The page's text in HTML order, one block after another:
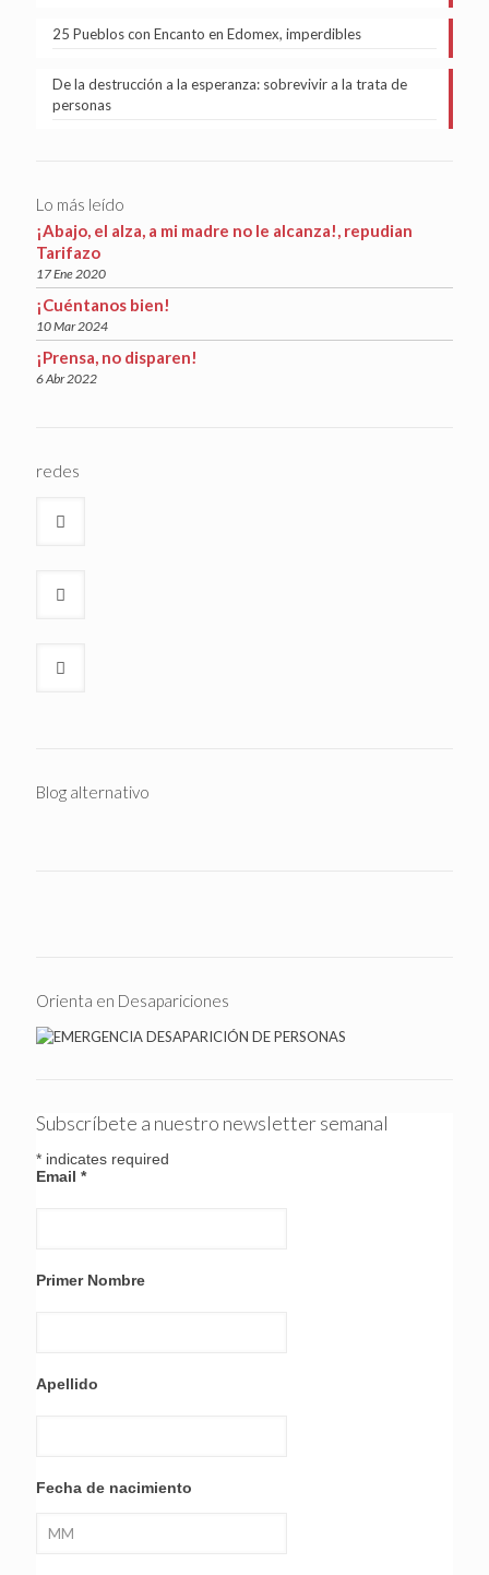
25 Pueblos con Encanto en Edomex, imperdibles
De la destrucción a la esperanza: sobrevivir a la trata de
personas
Lo más leído
¡Abajo, el alza, a mi madre no le alcanza!, repudian
Tarifazo
17 Ene 2020
¡Cuéntanos bien!
10 Mar 2024
¡Prensa, no disparen!
6 Abr 2022
redes
Blog alternativo
Orienta en Desapariciones
Subscríbete a nuestro newsletter semanal
* indicates required
Email *
Primer Nombre
Apellido
Fecha de nacimiento